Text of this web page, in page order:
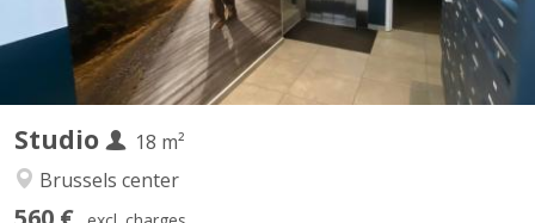
Studio
18 m²
Brussels center